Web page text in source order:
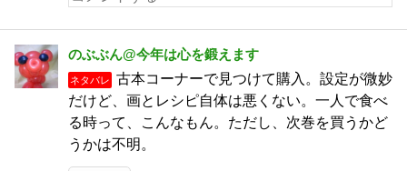
のぶぶん@今年は心を鍛えます
ネタバレ
古本コーナーで見つけて購入。設定が微妙
だけど、画とレシピ自体は悪くない。一人で食べ
る時って、こんなもん。ただし、次巻を買うかど
うかは不明。